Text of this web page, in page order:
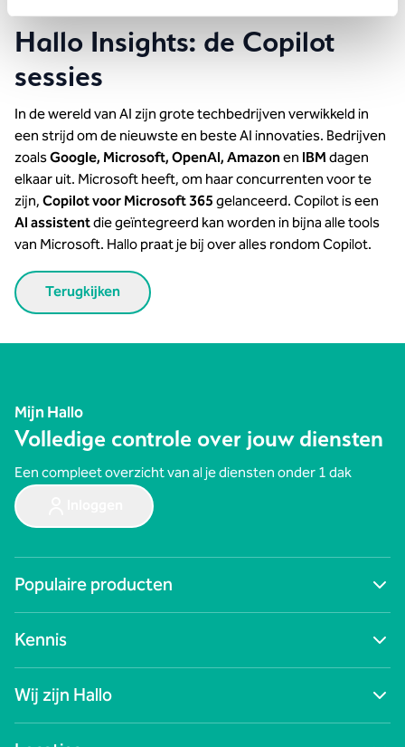
Hallo Insights: de Copilot
sessies
In de wereld van AI zijn grote techbedrijven verwikkeld in
een strijd om de nieuwste en beste AI innovaties. Bedrijven
zoalsGoogle, Microsoft, OpenAI, Amazonen IBMdagen
elkaar uit. Microsoft heeft, om haar concurrenten voor te
zijn,Copilot voor Microsoft 365gelanceerd. Copilot is een
AI assistentdie geïntegreerd kan worden in bijna alle tools
van Microsoft. Hallo praat je bij over alles rondom Copilot.
Terugkijken
Mijn Hallo
Volledige controle over jouw diensten
Een compleet overzicht van al je diensten onder 1 dak
Populaire producten
Digitale werkplek
Cybersecurity
Zakelijk internet
Netwerken
Zakelijk mobiel
Kennis
Nieuws
Succesverhalen
Wij zijn Hallo